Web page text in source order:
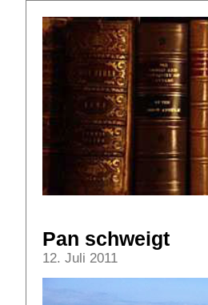
Pan schweigt
12. Juli 2011